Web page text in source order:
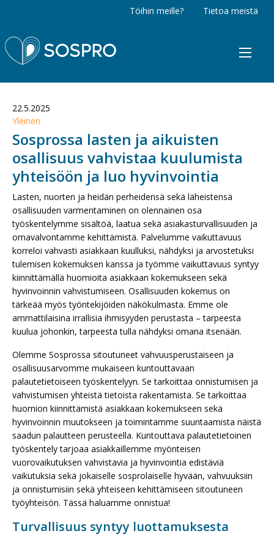
Tietoa meistä
Töihin meille?
Sospro
22.5.2025
Yleinen
Sosprossa lasten ja aikuisten
osallisuus vahvistaa kuulumista
yhteisöön ja luo hyvinvointia
Lasten, nuorten ja heidän perheidensä sekä läheistensä
osallisuuden varmentaminen on olennainen osa
työskentelymme sisältöä, laatua sekä asiakasturvallisuuden ja
omavalvontamme kehittämistä. Palvelumme vaikuttavuus
korreloi vahvasti asiakkaan kuulluksi, nähdyksi ja arvostetuksi
tulemisen kokemuksen kanssa ja työmme vaikuttavuus syntyy
kiinnittämällä huomioita asiakkaan kokemukseen sekä
hyvinvoinnin vahvistumiseen. Osallisuuden kokemus on
tärkeää myös työntekijöiden näkökulmasta. Emme ole
ammattilaisina irrallisia ihmisyyden perustasta – tarpeesta
kuulua johonkin, tarpeesta tulla nähdyksi omana itsenään.
Olemme Sosprossa sitoutuneet vahvuusperustaiseen ja
osallisuusarvomme mukaiseen kuntouttavaan
palautetietoiseen työskentelyyn. Se tarkoittaa onnistumisen ja
vahvistumisen yhteistä tietoista rakentamista. Se tarkoittaa
huomion kiinnittämistä asiakkaan kokemukseen sekä
hyvinvoinnin muutokseen ja toimintamme suuntaamista näistä
saadun palautteen perusteella. Kuntouttava palautetietoinen
työskentely tarjoaa asiakkaillemme myönteisen
vuorovaikutuksen vahvistavia ja hyvinvointia edistäviä
vaikutuksia sekä jokaiselle sosprolaiselle hyvään, vahvuuksiin
ja onnistumisiin sekä yhteiseen kehittämiseen sitoutuneen
työyhteisön. Tässä haluamme onnistua!
Turvallisuus syntyy luottamuksesta